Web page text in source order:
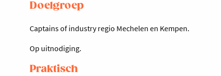
Doelgroep
Captains of industry regio Mechelen en Kempen.
Op uitnodiging.
Praktisch